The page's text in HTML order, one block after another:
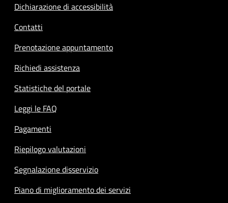
Dichiarazione di accessibilità
Contatti
Prenotazione appuntamento
Richiedi assistenza
Statistiche del portale
Leggi le FAQ
Pagamenti
Riepilogo valutazioni
Segnalazione disservizio
Piano di miglioramento dei servizi